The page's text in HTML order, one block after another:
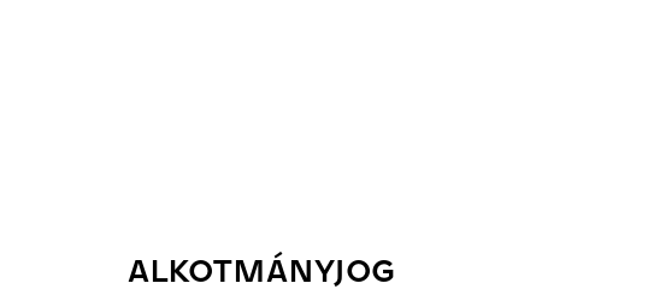
ALKOTMÁNYJOG